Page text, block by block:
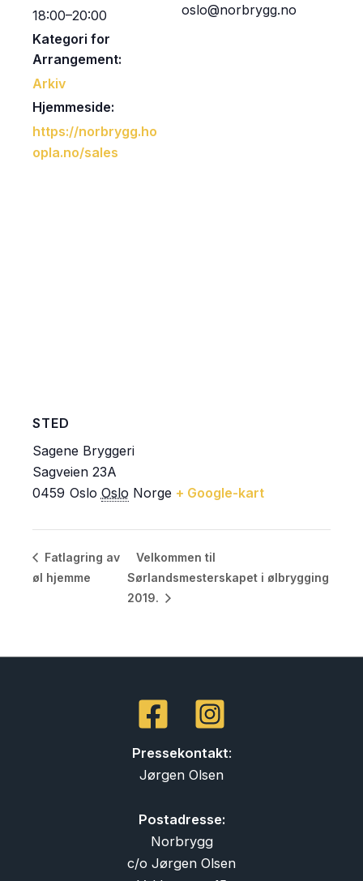
18:00–20:00
Kategori for
Arrangement:
Arkiv
Hjemmeside:
https://norbrygg.ho
opla.no/sales
oslo@norbrygg.no
STED
Sagene Bryggeri
Sagveien 23A
Oslo Oslo
0459 Norge + Google-kart
Fatlagring av
øl hjemme
Velkommen til
Sørlandsmesterskapet i ølbrygging
2019.
Pressekontakt:
Jørgen Olsen
Postadresse:
Norbrygg
c/o Jørgen Olsen